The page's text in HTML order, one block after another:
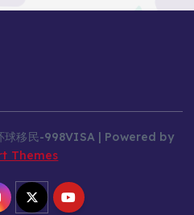
移民-998VISA | Powered by
Themes